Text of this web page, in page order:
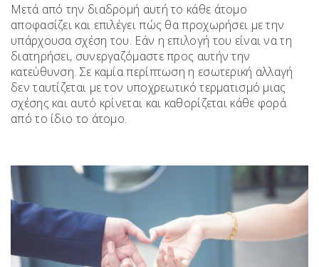
Μετά από την διαδρομή αυτή το κάθε άτομο
αποφασίζει και επιλέγει πώς θα προχωρήσει με την
υπάρχουσα σχέση του. Εάν η επιλογή του είναι να τη
διατηρήσει, συνεργαζόμαστε προς αυτήν την
κατεύθυνση. Σε καμία περίπτωση η εσωτερική αλλαγή
δεν ταυτίζεται με τον υποχρεωτικό τερματισμό μιας
σχέσης και αυτό κρίνεται και καθορίζεται κάθε φορά
από το ίδιο το άτομο.